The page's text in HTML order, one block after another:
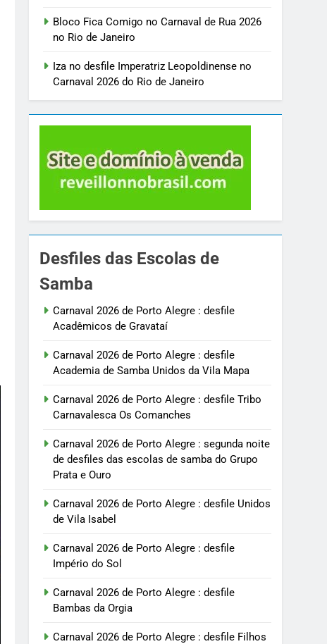
Bloco Fica Comigo no Carnaval de Rua 2026
no Rio de Janeiro
Iza no desfile Imperatriz Leopoldinense no
Carnaval 2026 do Rio de Janeiro
Desfiles das Escolas de
Samba
Carnaval 2026 de Porto Alegre : desfile
Acadêmicos de Gravataí
Carnaval 2026 de Porto Alegre : desfile
Academia de Samba Unidos da Vila Mapa
Carnaval 2026 de Porto Alegre : desfile Tribo
Carnavalesca Os Comanches
Carnaval 2026 de Porto Alegre : segunda noite
de desfiles das escolas de samba do Grupo
Prata e Ouro
Carnaval 2026 de Porto Alegre : desfile Unidos
de Vila Isabel
Carnaval 2026 de Porto Alegre : desfile
Império do Sol
Carnaval 2026 de Porto Alegre : desfile
Bambas da Orgia
Carnaval 2026 de Porto Alegre : desfile Filhos